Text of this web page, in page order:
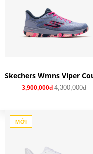
3,900,000đ 4,300,000đ
MỚI